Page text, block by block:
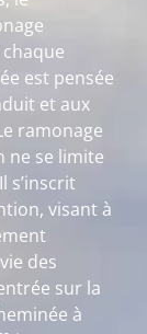
est pensée
et aux
ramonage
ne se limite
s’inscrit
visant à
des
sur la
à